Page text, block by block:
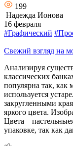
199
Надежда Ионова
16 февраля
#Графический
Свежий взгляд на
Анализируя
классических
популярна так, как
используется
закругленными
яркого цвета.
Цвета –
упаковке, так как